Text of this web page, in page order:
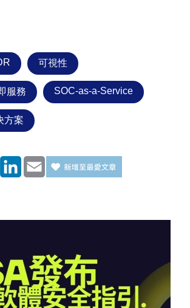
可視性
服務 SOC-as-a-Service
方案
LinkedIn
Email